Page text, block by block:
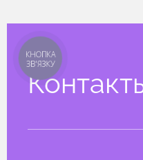
КНОПКА
ЗВ'ЯЗКУ